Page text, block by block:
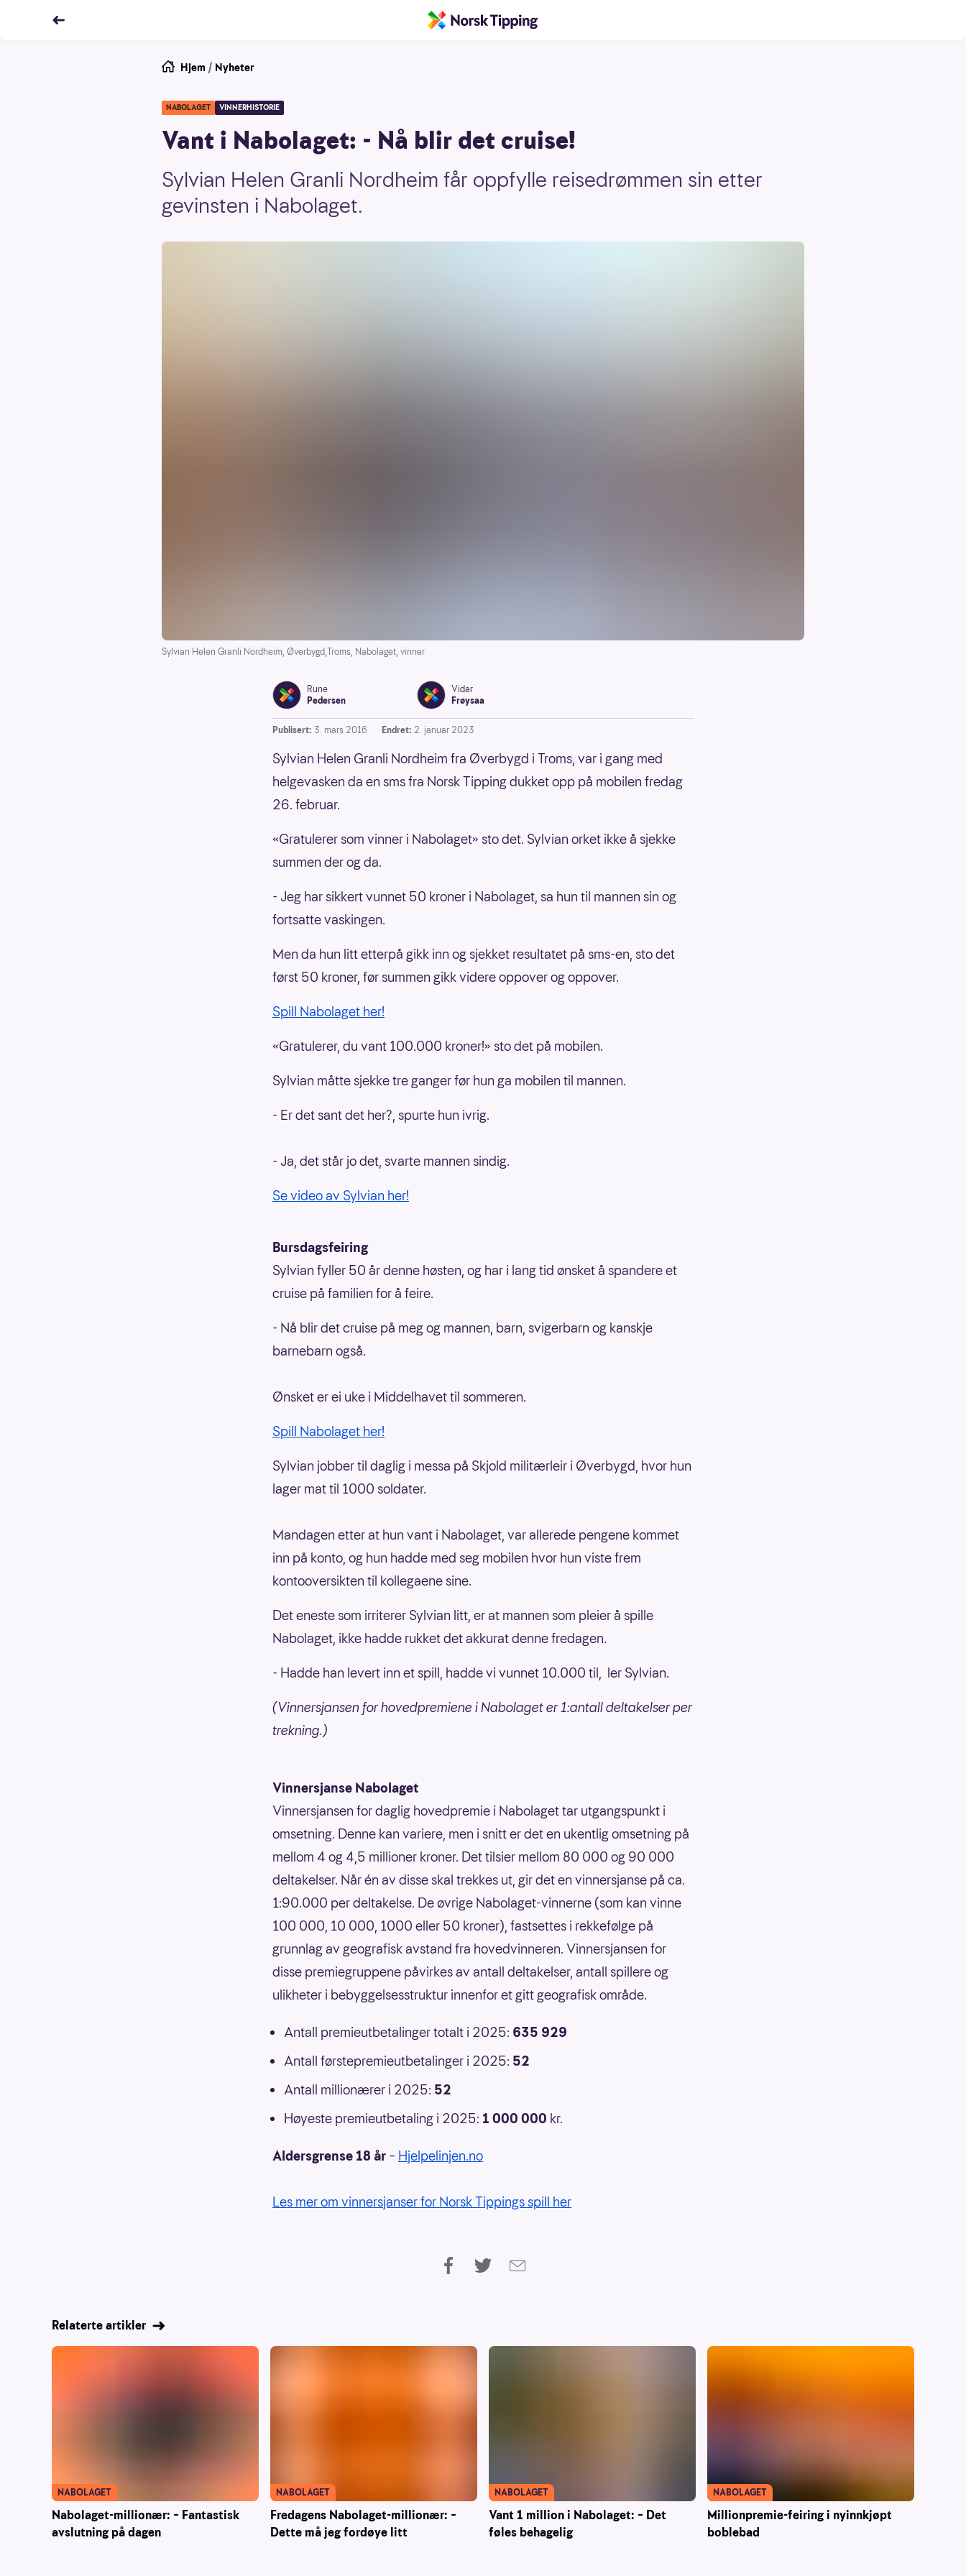
Hjem / Nyheter
NABOLAGET VINNERHISTORIE
Vant i Nabolaget: - Nå blir det cruise!
Sylvian Helen Granli Nordheim får oppfylle reisedrømmen sin etter
gevinsten i Nabolaget.
Sylvian Helen Granli Nordheim, Øverbygd,Troms, Nabolaget, vinner
Rune
Pedersen
Vidar
Frøysaa
Publisert: 3. mars 2016 Endret: 2. januar 2023
Sylvian Helen Granli Nordheim fra Øverbygd i Troms, var i gang med
helgevasken da en sms fra Norsk Tipping dukket opp på mobilen fredag
26. februar.
«Gratulerer som vinner i Nabolaget» sto det. Sylvian orket ikke å sjekke
summen der og da.
- Jeg har sikkert vunnet 50 kroner i Nabolaget, sa hun til mannen sin og
fortsatte vaskingen.
Men da hun litt etterpå gikk inn og sjekket resultatet på sms-en, sto det
først 50 kroner, før summen gikk videre oppover og oppover.
Spill Nabolaget her!
«Gratulerer, du vant 100.000 kroner!» sto det på mobilen.
Sylvian måtte sjekke tre ganger før hun ga mobilen til mannen.
- Er det sant det her?, spurte hun ivrig.
- Ja, det står jo det, svarte mannen sindig.
Se video av Sylvian her!
Bursdagsfeiring
Sylvian fyller 50 år denne høsten, og har i lang tid ønsket å spandere et
cruise på familien for å feire.
- Nå blir det cruise på meg og mannen, barn, svigerbarn og kanskje
barnebarn også.
Ønsket er ei uke i Middelhavet til sommeren.
Spill Nabolaget her!
Sylvian jobber til daglig i messa på Skjold militærleir i Øverbygd, hvor hun
lager mat til 1000 soldater.
Mandagen etter at hun vant i Nabolaget, var allerede pengene kommet
inn på konto, og hun hadde med seg mobilen hvor hun viste frem
kontooversikten til kollegaene sine.
Det eneste som irriterer Sylvian litt, er at mannen som pleier å spille
Nabolaget, ikke hadde rukket det akkurat denne fredagen.
- Hadde han levert inn et spill, hadde vi vunnet 10.000 til, ler Sylvian.
(Vinnersjansen for hovedpremiene i Nabolaget er 1:antall deltakelser per
trekning.)
Vinnersjanse Nabolaget
Vinnersjansen for daglig hovedpremie i Nabolaget tar utgangspunkt i
omsetning. Denne kan variere, men i snitt er det en ukentlig omsetning på
mellom 4 og 4,5 millioner kroner. Det tilsier mellom 80 000 og 90 000
deltakelser. Når én av disse skal trekkes ut, gir det en vinnersjanse på ca.
1:90.000 per deltakelse. De øvrige Nabolaget-vinnerne (som kan vinne
100 000, 10 000, 1000 eller 50 kroner), fastsettes i rekkefølge på
grunnlag av geografisk avstand fra hovedvinneren. Vinnersjansen for
disse premiegruppene påvirkes av antall deltakelser, antall spillere og
ulikheter i bebyggelsesstruktur innenfor et gitt geografisk område.
Antall premieutbetalinger totalt i 2025: 635 929
Antall førstepremieutbetalinger i 2025: 52
Antall millionærer i 2025: 52
Høyeste premieutbetaling i 2025: 1 000 000 kr.
Aldersgrense 18 år – Hjelpelinjen.no
Les mer om vinnersjanser for Norsk Tippings spill her
Relaterte artikler
Nabolaget-millionær: – Fantastisk
avslutning på dagen
NABOLAGET
Fredagens Nabolaget-millionær: –
Dette må jeg fordøye litt
NABOLAGET
Vant 1 million i Nabolaget: – Det
føles behagelig
NABOLAGET
Millionpremie-feiring i nyinnkjøpt
boblebad
NABOLAGET